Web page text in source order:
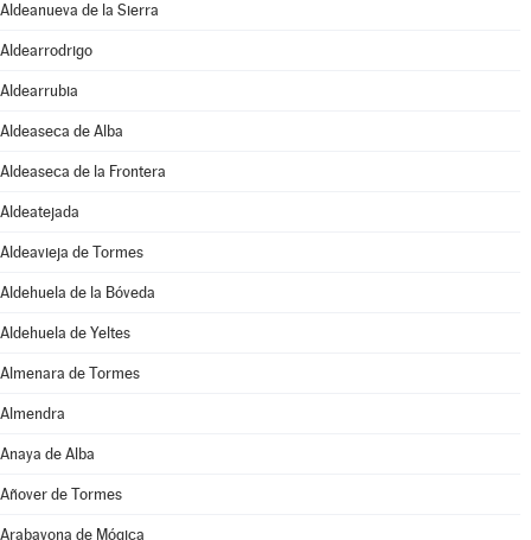
Aldeanueva de la Sierra
Aldearrodrigo
Aldearrubia
Aldeaseca de Alba
Aldeaseca de la Frontera
Aldeatejada
Aldeavieja de Tormes
Aldehuela de la Bóveda
Aldehuela de Yeltes
Almenara de Tormes
Almendra
Anaya de Alba
Añover de Tormes
Arabayona de Mógica